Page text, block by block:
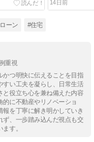
14日前
ーン #住宅
重視
かつ明快に伝えることを目指
すい工夫を凝らし、日常生活
と役立ち心を兼ね備えた内容
に不動産やリノベーショ
を丁寧に解き明かしていき
ず、一歩踏み込んだ視点も交
す。